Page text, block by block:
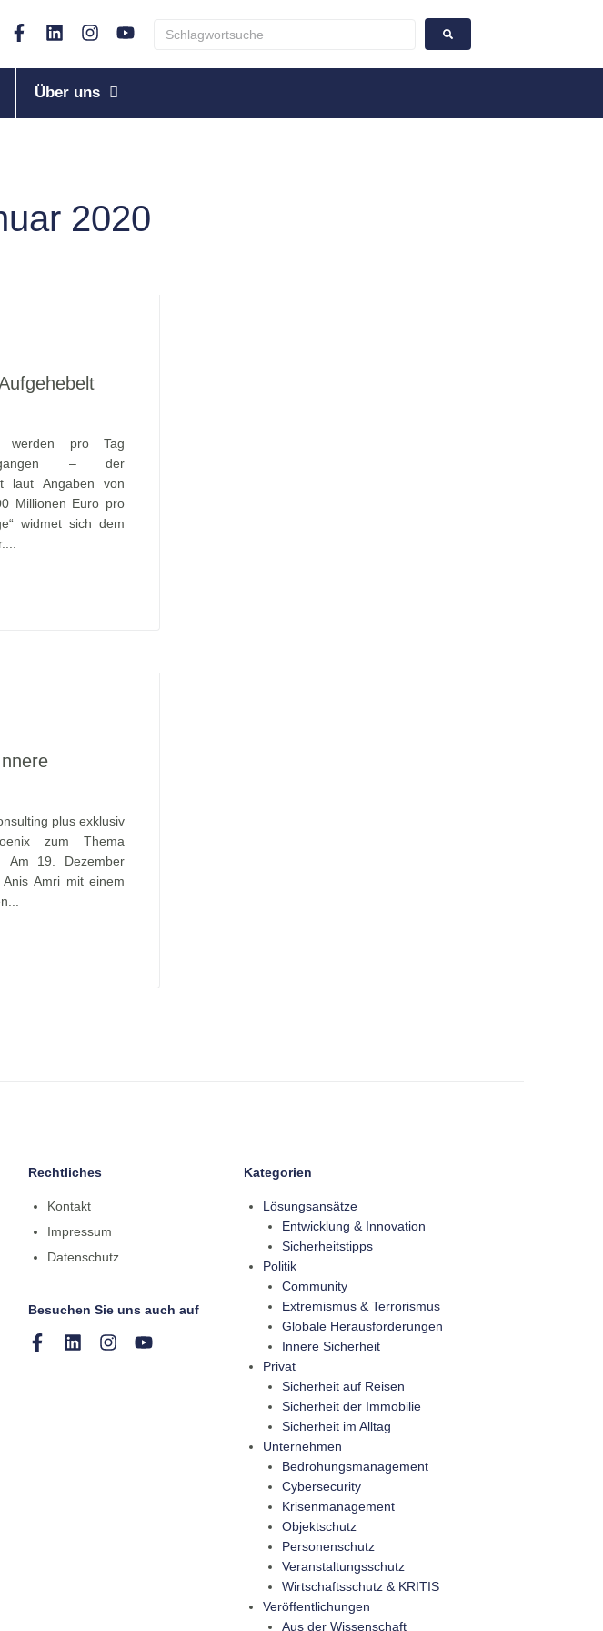
Über uns
2020
werden pro Tag
– der
laut Angaben von
Millionen Euro pro
widmet sich dem
plus exklusiv
zum Thema
Am 19. Dezember
Amri mit einem
Rechtliches
Kontakt
Impressum
Datenschutz
Besuchen Sie uns auch auf
Kategorien
Lösungsansätze
Entwicklung & Innovation
Sicherheitstipps
Politik
Community
Extremismus & Terrorismus
Globale Herausforderungen
Innere Sicherheit
Privat
Sicherheit auf Reisen
Sicherheit der Immobilie
Sicherheit im Alltag
Unternehmen
Bedrohungsmanagement
Cybersecurity
Krisenmanagement
Objektschutz
Personenschutz
Veranstaltungsschutz
Wirtschaftsschutz & KRITIS
Veröffentlichungen
Aus der Wissenschaft